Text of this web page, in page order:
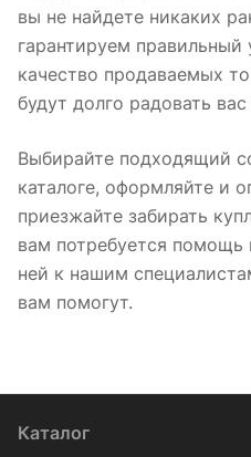
вы не найдете никаких
гарантируем
качество продаваемых
будут долго радовать
Выбирайте подходящий
каталоге, оформляйте и
приезжайте забирать
вам потребуется помощь
ней к нашим
вам помогут.
Каталог